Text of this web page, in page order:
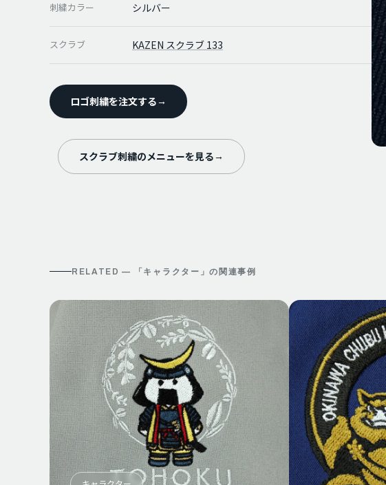
刺繍カラー シルバー
スクラブ KAZEN スクラブ 133
ロゴ刺繍を注文する →
スクラブ刺繍のメニューを見る →
RELATED — 「キャラクター 」の関連事例